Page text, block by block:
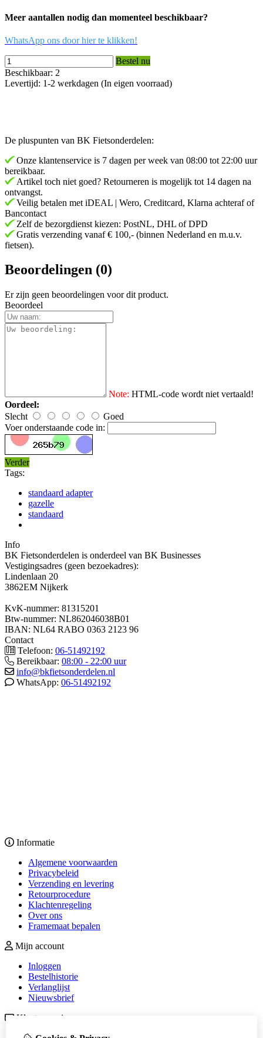
Meer aantallen nodig dan momenteel beschikbaar?
WhatsApp ons door hier te klikken!
Bestel nu
Beschikbaar: 2
Levertijd: 1-2 werkdagen (In eigen voorraad)
De pluspunten van BK Fietsonderdelen:
Onze klantenservice is 7 dagen per week van 08:00 tot 22:00 uur
bereikbaar.
Artikel toch niet goed? Retourneren is mogelijk tot 14 dagen na
ontvangst.
Veilig betalen met iDEAL | Wero, Creditcard, Klarna achteraf of
Bancontact
Zelf de bezorgdienst kiezen: PostNL, DHL of DPD
Gratis verzending vanaf € 100,- (binnen Nederland en m.u.v.
fietsen).
Beoordelingen (0)
Er zijn geen beoordelingen voor dit product.
Beoordeel
Note: HTML-code wordt niet vertaald!
Oordeel:
Slecht
Goed
Voer onderstaande code in:
Verder
Tags:
standaard adapter
gazelle
standaard
Info
BK Fietsonderdelen is onderdeel van BK Businesses
Vestigingsadres (geen bezoekadres):
Lindenlaan 20
3862EM Nijkerk
KvK-nummer: 81315201
Btw-nummer: NL862046038B01
IBAN: NL64 RABO 0363 2123 96
Contact
Telefoon: 06-51492192
Bereikbaar: 08:00 - 22:00 uur
info@bkfietsonderdelen.nl
WhatsApp: 06-51492192
Informatie
Algemene voorwaarden
Privacybeleid
Verzending en levering
Retourprocedure
Klachtenregeling
Over ons
Framemaat bepalen
Mijn account
Inloggen
Bestelhistorie
Verlanglijst
Nieuwsbrief
Klantenservice